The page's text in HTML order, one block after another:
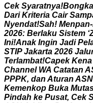
Cek Syaratnya!Bongka
Dari Kriteria Cair Samp
Nyendat!Sah! Menpan-
2026: Berlaku Sistem ‘
Ini!Anak Ingin Jadi Pel
STIP Jakarta 2026 Jalu
Terlambat!Capek Kena
Channel WA Catatan A
PPPK, dan Aturan ASN
Kemenkop Buka Muta
Pindah ke Pusat, Cek